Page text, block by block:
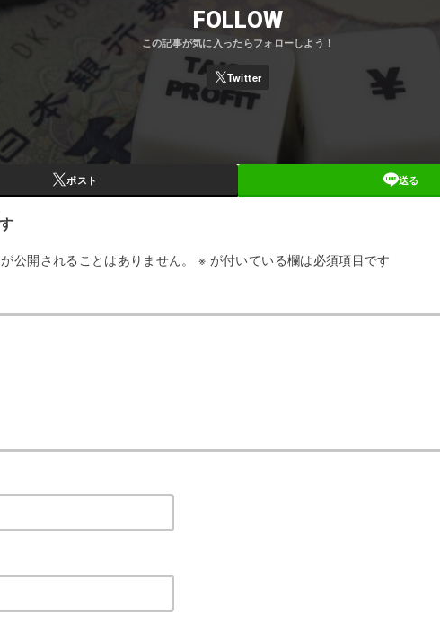
FOLLOW
ポスト 送る
公開されることはありません。 ※ が付いている欄は必須項目です